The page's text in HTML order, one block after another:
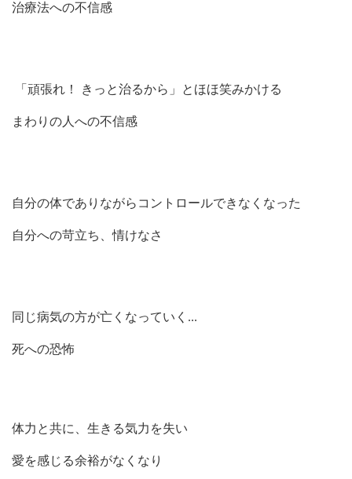
治療法への不信感
「頑張れ！ きっと治るから」とほほ笑みかける
まわりの人への不信感
自分の体でありながらコントロールできなくなった
自分への苛立ち、情けなさ
同じ病気の方が亡くなっていく ...
死への恐怖
体力と共に、生きる気力を失い
愛を感じる余裕がなくなり